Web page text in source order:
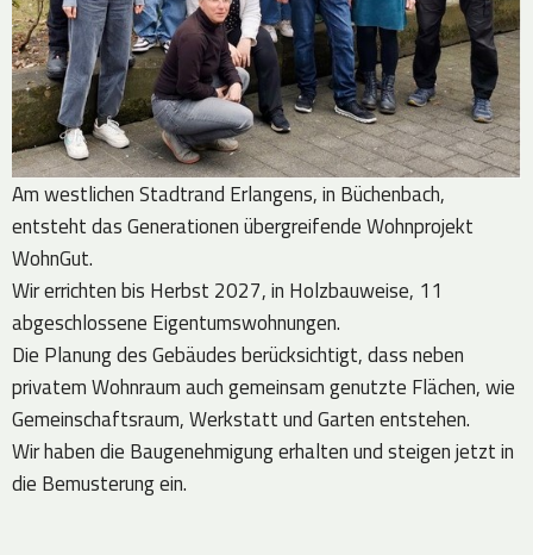
Am westlichen Stadtrand Erlangens, in Büchenbach,
entsteht das Generationen übergreifende Wohnprojekt
WohnGut.
Wir errichten bis Herbst 2027, in Holzbauweise, 11
abgeschlossene Eigentumswohnungen.
Die Planung des Gebäudes berücksichtigt, dass neben
privatem Wohnraum auch gemeinsam genutzte Flächen, wie
Gemeinschaftsraum, Werkstatt und Garten entstehen.
Wir haben die Baugenehmigung erhalten und steigen jetzt in
die Bemusterung ein.